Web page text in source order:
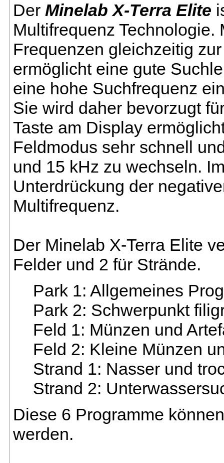
Der Minelab X-Terra Elite
Multifrequenz
Frequenzen gleichzeitig
ermöglicht eine gute
eine hohe Suchfrequenz
Sie wird daher bevorzugt
Taste am Display
Feldmodus sehr schnell
und 15 kHz zu wechseln.
Unterdrückung der
Multifrequenz.
Der Minelab X-Terra Elite
Felder und 2 für Strände.
Park 1: Allgemeines
Park 2: Schwerpunkt
Feld 1: Münzen und
Feld 2: Kleine Münzen
Strand 1: Nasser und
Strand 2:
Diese 6 Programme
werden.